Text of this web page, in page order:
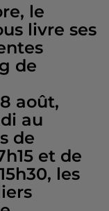
le
livre ses
de
août,
au
de
et de
les